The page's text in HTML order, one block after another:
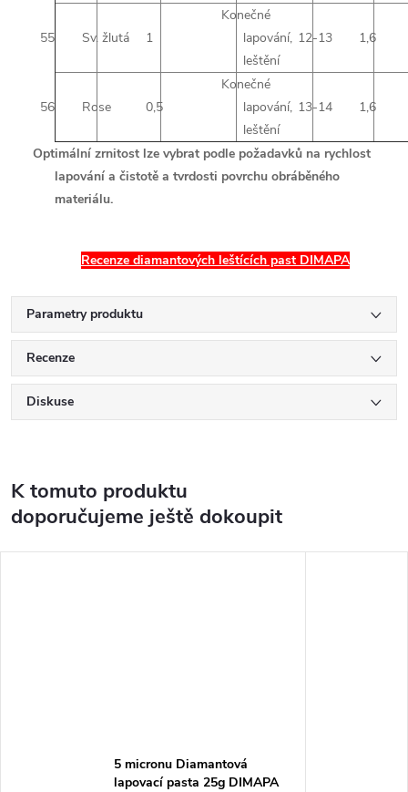
55 Sv. žlutá 1
Konečné
lapování,
leštění
12-13 1,6
56 Rose 0,5
Konečné
lapování,
leštění
13-14 1,6
Optimální zrnitost lze vybrat podle požadavků na rychlost
lapování a čistotě a tvrdosti povrchu obráběného
materiálu.
Recenze diamantových leštících past DIMAPA
Parametry produktu
Recenze
Diskuse
K tomuto produktu
doporučujeme ještě dokoupit
5 micronu Diamantová
lapovací pasta 25g DIMAPA